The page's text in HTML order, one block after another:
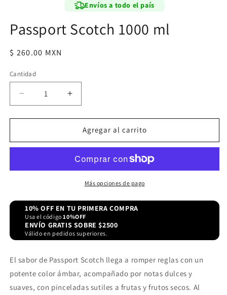
Envíos a todo el país
Passport Scotch 1000 ml
Precio
$ 260.00 MXN
Cantidad
Reducir
cantidad
para
Scotch
Aumentar
cantidad
para
Passport
Scotch
ml
Agregar al carrito
Más opciones de pago
10% OFF EN TU PRIMERA COMPRA
Usa el código10%OFF
ENVÍO GRATIS SOBRE $2500
Válido en pedidos superiores.
El sabor de Passport Scotch llega a romper reglas con un
potente color ámbar, acompañado por notas dulces y
suaves, con pinceladas sutiles a frutas y frutos secos. Al